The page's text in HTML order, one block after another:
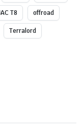
T8 offroad
Terralord